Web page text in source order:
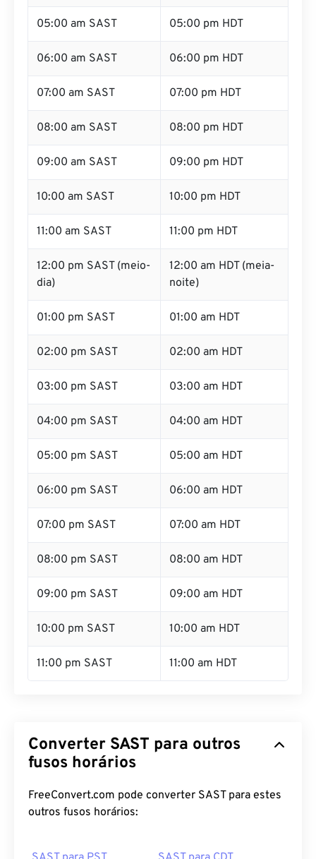
05:00 am SAST 05:00 pm HDT
06:00 am SAST 06:00 pm HDT
07:00 am SAST 07:00 pm HDT
08:00 am SAST 08:00 pm HDT
09:00 am SAST 09:00 pm HDT
10:00 am SAST 10:00 pm HDT
11:00 am SAST 11:00 pm HDT
12:00 pm SAST (meio-
dia)
12:00 am HDT (meia-
noite)
01:00 pm SAST 01:00 am HDT
02:00 pm SAST 02:00 am HDT
03:00 pm SAST 03:00 am HDT
04:00 pm SAST 04:00 am HDT
05:00 pm SAST 05:00 am HDT
06:00 pm SAST 06:00 am HDT
07:00 pm SAST 07:00 am HDT
08:00 pm SAST 08:00 am HDT
09:00 pm SAST 09:00 am HDT
10:00 pm SAST 10:00 am HDT
11:00 pm SAST 11:00 am HDT
Converter SAST para outros
fusos horários
FreeConvert.com pode converter SAST para estes
outros fusos horários: